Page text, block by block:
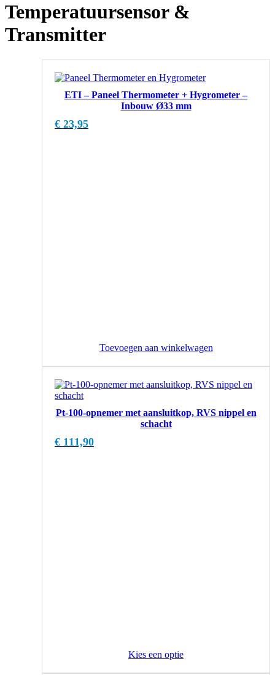
Temperatuursensor &
Transmitter
ETI – Paneel Thermometer + Hygrometer –
Inbouw Ø33 mm
€ 23,95
Toevoegen aan winkelwagen
Pt-100-opnemer met aansluitkop, RVS nippel en
schacht
€ 111,90
Kies een optie